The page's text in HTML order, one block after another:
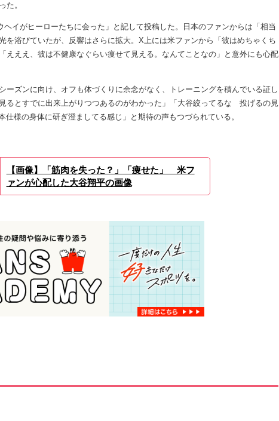
た。
イがヒーローたちに会った」と記して投稿した。日本のファンからは「相当
を浴びていたが、反響はさらに拡大。X上には米ファンから「彼はめちゃくち
えええ、彼は不健康なぐらい痩せて見える。なんてことなの」と意外にも心配
ズンに向け、オフも体づくりに余念がなく、トレーニングを積んでいる証し
るとすでに出来上がりつつあるのがわかった」「大谷絞ってるな 投げるの見
様の身体に研ぎ澄ましてる感じ」と期待の声もつづられている。
【画像】「筋肉を失った？」「痩せた」 米フ
ァンが心配した大谷翔平の画像